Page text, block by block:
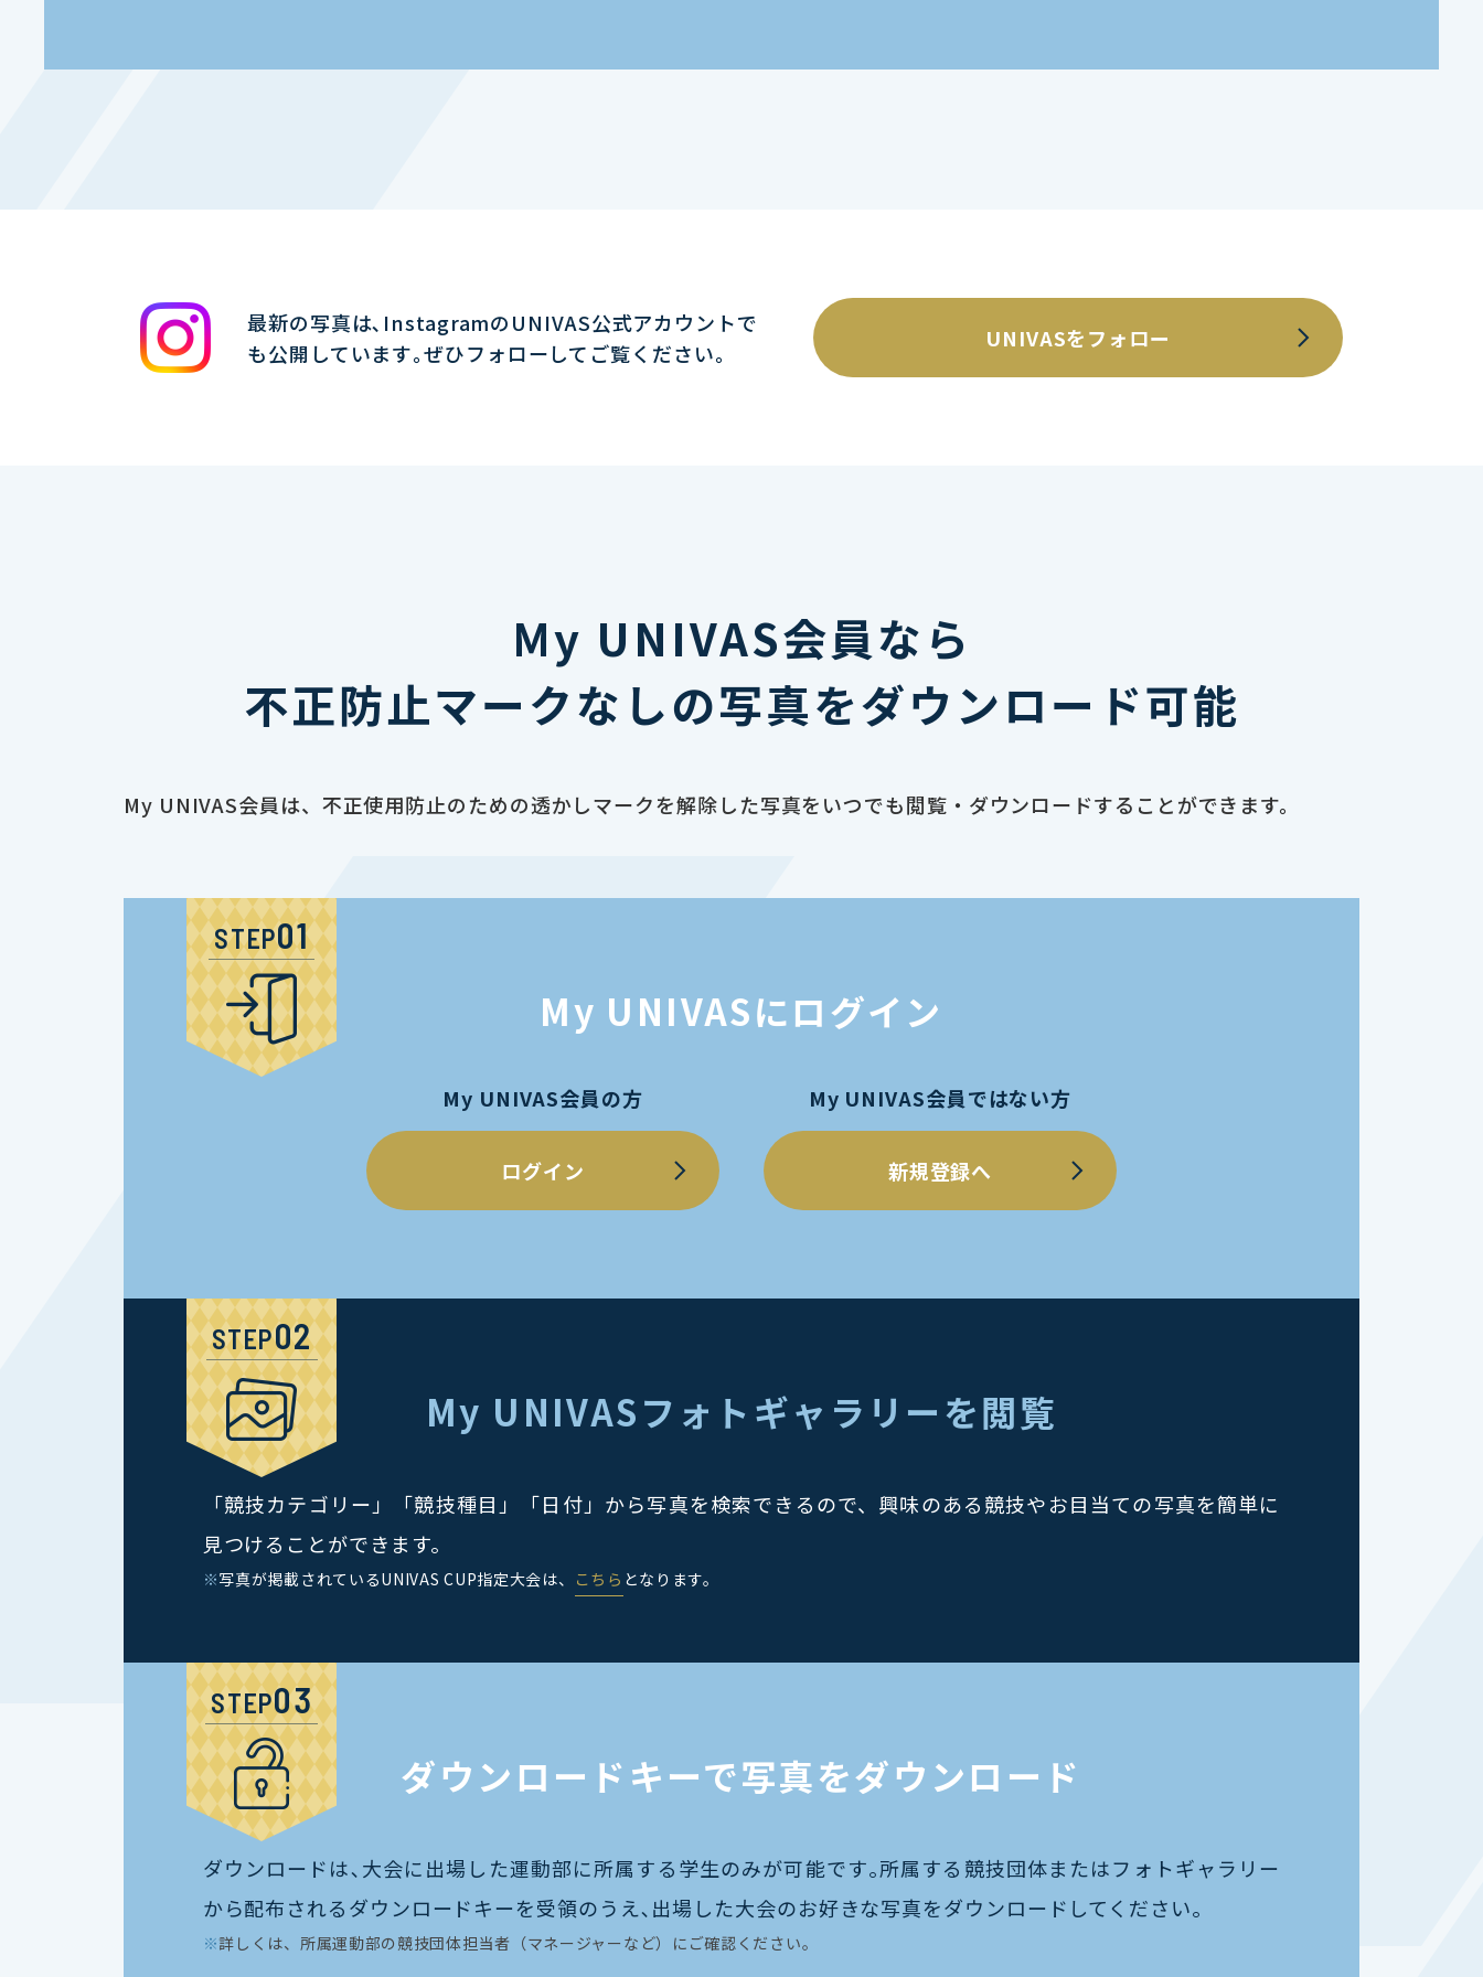
最新の写真は､InstagramのUNIVAS公式アカウントで
も公開しています｡ぜひフォローしてご覧ください｡
UNIVASをフォロー
My UNIVAS会員なら
不正防止マークなしの写真をダウンロード可能
My UNIVAS会員は、不正使用防止のための透かしマークを解除した写真をいつでも閲覧・ダウンロードすることができます。
STEP
My UNIVASにログイン
My UNIVAS会員の方
ログイン
My UNIVAS会員ではない方
新規登録へ
STEP
My UNIVASフォトギャラリーを閲覧
「競技カテゴリー」「競技種目」「日付」から写真を検索できるので、興味のある競技やお目当ての写真を簡単に
見つけることができます。
※写真が掲載されているUNIVAS CUP指定大会は、 こちら となります。
STEP
ダウンロードキーで写真をダウンロード
ダウンロードは､大会に出場した運動部に所属する学生のみが可能です｡所属する競技団体またはフォトギャラリー
から配布されるダウンロードキーを受領のうえ､出場した大会のお好きな写真をダウンロードしてください｡
※詳しくは、所属運動部の競技団体担当者（マネージャーなど）にご確認ください。